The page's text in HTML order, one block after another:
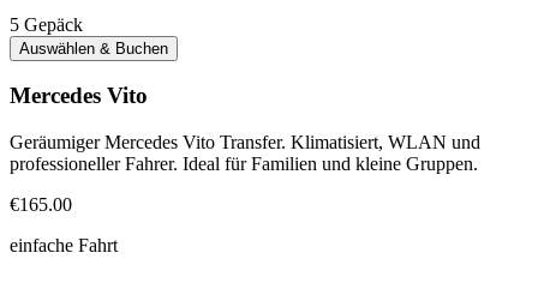
5 Gepäck
Auswählen & Buchen
Mercedes Vito
Geräumiger Mercedes Vito Transfer. Klimatisiert, WLAN und
professioneller Fahrer. Ideal für Familien und kleine Gruppen.
€165.00
einfache Fahrt